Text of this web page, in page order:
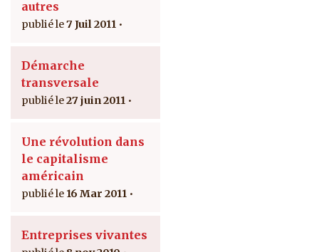
autres
7 Juil 2011
Démarche
transversale
27 juin 2011
Une révolution dans
le capitalisme
américain
16 Mar 2011
Entreprises vivantes